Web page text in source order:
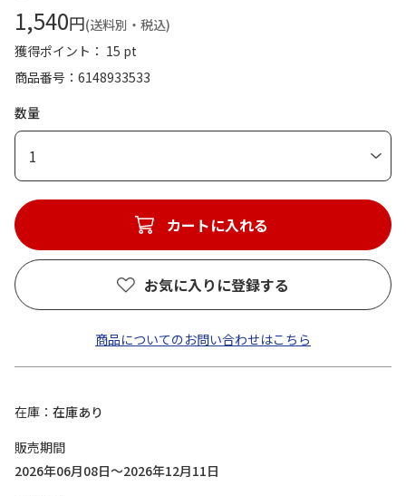
1,540円(送料別・税込)
獲得ポイント： 15 pt
商品番号
6148933533
数量
1
カートに入れる
お気に入りに登録する
商品についてのお問い合わせはこちら
在庫
在庫あり
販売期間
2026年06月08日～2026年12月11日